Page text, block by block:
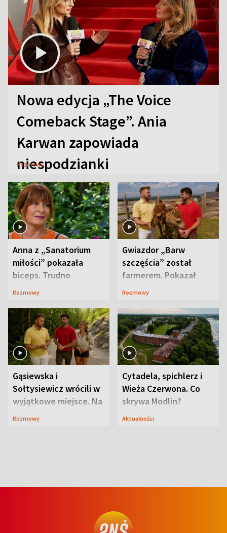
Nowa edycja „The Voice
Comeback Stage”. Ania
Karwan zapowiada
niespodzianki
Rozmowy
Anna z „Sanatorium
miłości” pokazała
biceps. Trudno
uwierzyć, co przeszła
Rozmowy
Gwiazdor „Barw
szczęścia” został
farmerem. Pokazał
swoje niezwykłe
Rozmowy
Gąsiewska i
Sołtysiewicz wrócili w
wyjątkowe miejsce. Na
szlaku czekał
Rozmowy
Cytadela, spichlerz i
Wieża Czerwona. Co
skrywa Modlin?
Aktualności